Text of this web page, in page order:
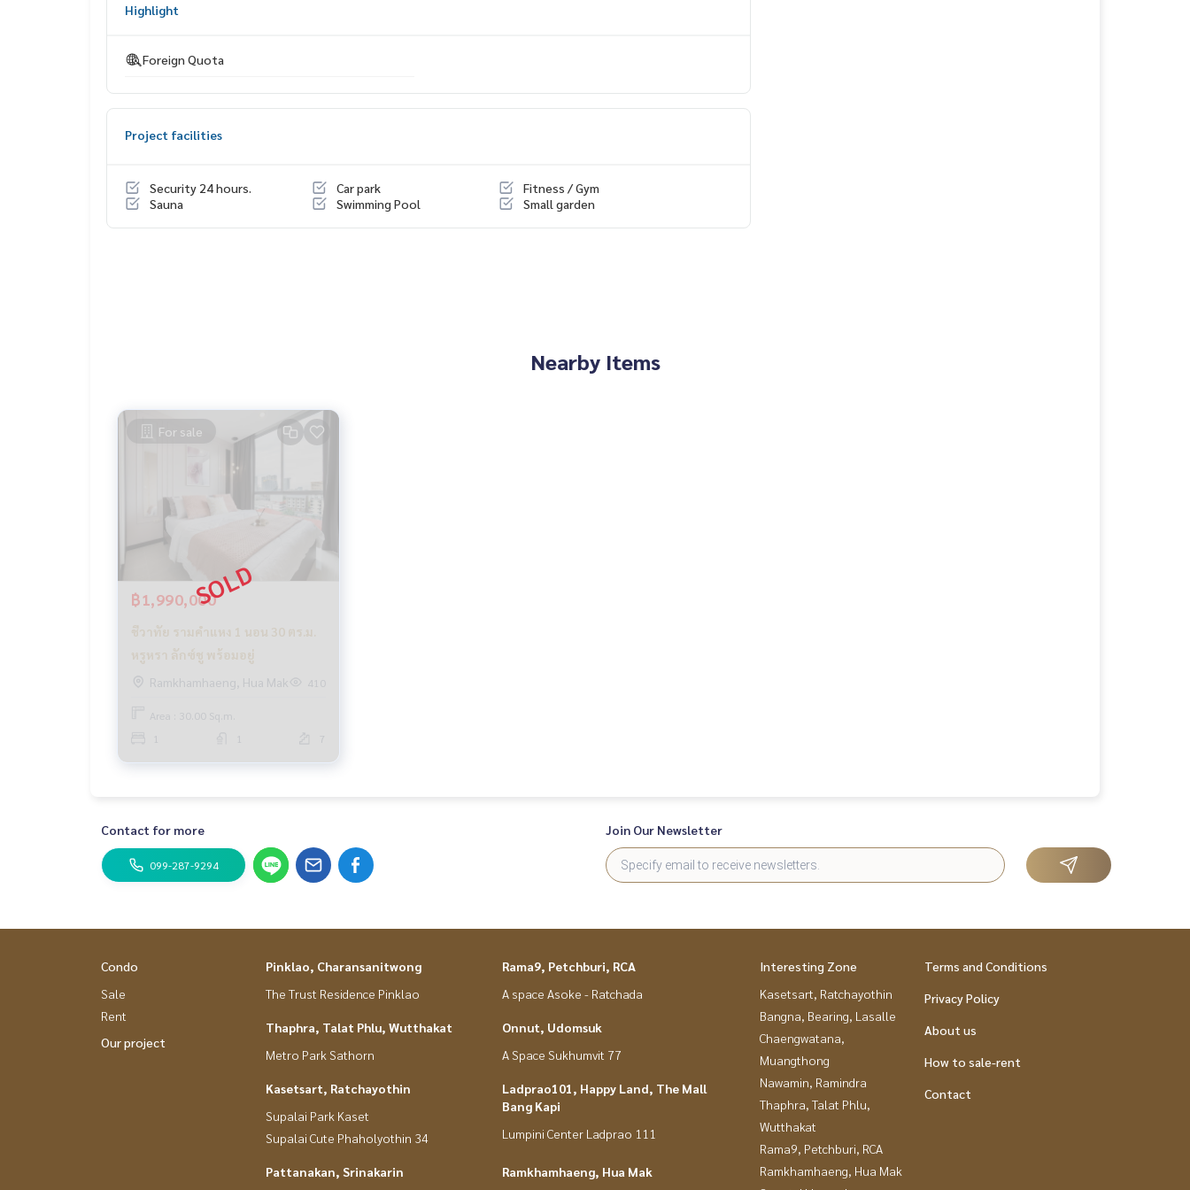
- เดอะมอลล์รามคำแหง
- โลตัส บางกะปิ
- โรงพยาบาลรามคำแหง
- มหาวิทยาลัยรามคำแหง
- สนามกีฬาหัวหมาก
- ท่าเรือบ้านกลาง
สนใจติดต่อฟลุ๊ค099-287-9294
Line Id : FL9294
Highlight
Foreign Quota
Project facilities
Security 24 hours. Car park
Fitness / Gym
Sauna
Swimming Pool Small garden
Nearby Items
For sale
฿1,990,000
ชีวาทัย รามคำแหง 1 นอน 30 ตร.ม.
หรูหรา ลักซ์ชู พร้อมอยู่
Ramkhamhaeng, Hua Mak
410
Area : 30.00 Sq.m.
7
Contact for more
099-287-9294
Join Our Newsletter
Condo
Sale
Rent
Our project
Pinklao, Charansanitwong
The Trust Residence Pinklao
Rama9, Petchburi, RCA
A space Asoke - Ratchada
Thaphra, Talat Phlu, Wutthakat
Metro Park Sathorn
Onnut, Udomsuk
A Space Sukhumvit 77
Kasetsart, Ratchayothin
Supalai Park Kaset
Supalai Cute Phaholyothin 34
Ladprao101, Happy Land, The Mall
Bang Kapi
Lumpini Center Ladprao 111
Pattanakan, Srinakarin Ramkhamhaeng, Hua Mak
Interesting Zone
Kasetsart, Ratchayothin
Bangna, Bearing, Lasalle
Chaengwatana,
Muangthong
Nawamin, Ramindra
Thaphra, Talat Phlu,
Wutthakat
Rama9, Petchburi, RCA
Ramkhamhaeng, Hua Mak
Terms and Conditions
Privacy Policy
About us
How to sale-rent
Contact